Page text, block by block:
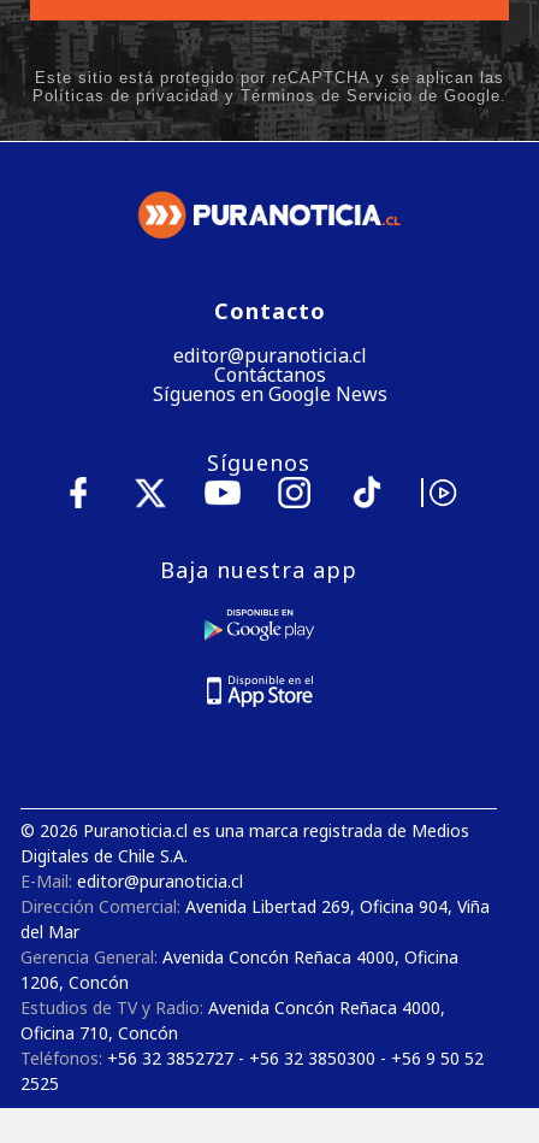
Contacto
editor@puranoticia.cl
Contáctanos
Síguenos en Google News
Síguenos
Baja nuestra app
© 2026 Puranoticia.cl es una marca registrada de Medios
Digitales de Chile S.A.
E-Mail: editor@puranoticia.cl
Dirección Comercial: Avenida Libertad 269, Oficina 904, Viña
del Mar
Gerencia General: Avenida Concón Reñaca 4000, Oficina
1206, Concón
Estudios de TV y Radio: Avenida Concón Reñaca 4000,
Oficina 710, Concón
Teléfonos: +56 32 3852727 - +56 32 3850300 - +56 9 50 52
2525